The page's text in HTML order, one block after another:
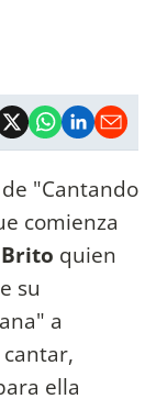
"Cantando
comienza
quien
su
a
ella